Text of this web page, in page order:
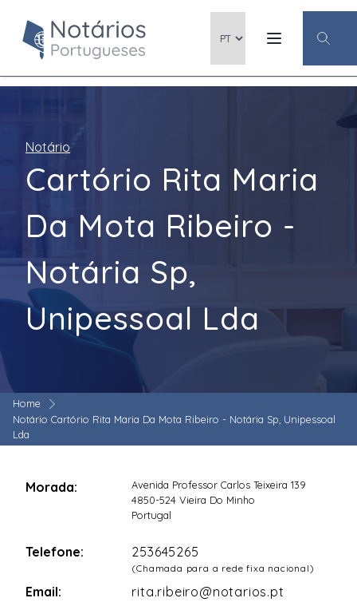
Notário
Cartório Rita Maria
Da Mota Ribeiro -
Notária Sp,
Unipessoal Lda
Home
Notário Cartório Rita Maria Da Mota Ribeiro - Notária Sp, Unipessoal
Lda
Morada:
Avenida Professor Carlos Teixeira 139
4850-524 Vieira Do Minho
Portugal
Telefone: 253645265
(Chamada para a rede fixa nacional)
Email: rita.ribeiro@notarios.pt